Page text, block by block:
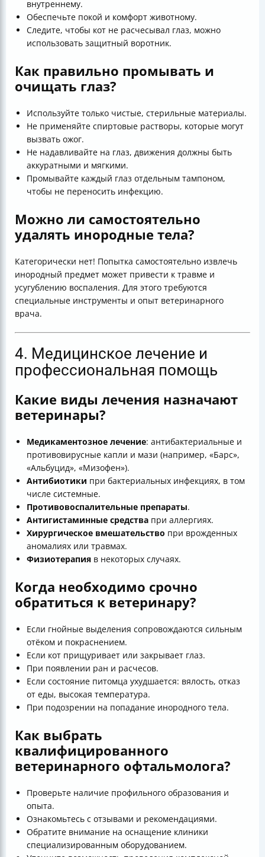
внутреннему.
Обеспечьте покой и комфорт животному.
Следите, чтобы кот не расчесывал глаз, можно
использовать защитный воротник.
Как правильно промывать и
очищать глаз?
Используйте только чистые, стерильные материалы.
Не применяйте спиртовые растворы, которые могут
вызвать ожог.
Не надавливайте на глаз, движения должны быть
аккуратными и мягкими.
Промывайте каждый глаз отдельным тампоном,
чтобы не переносить инфекцию.
Можно ли самостоятельно
удалять инородные тела?
Категорически нет! Попытка самостоятельно извлечь
инородный предмет может привести к травме и
усугублению воспаления. Для этого требуются
специальные инструменты и опыт ветеринарного
врача.
4. Медицинское лечение и
профессиональная помощь
Какие виды лечения назначают
ветеринары?
Медикаментозное лечение: антибактериальные и
противовирусные капли и мази (например, «Барс»,
«Альбуцид», «Мизофен»).
Антибиотики при бактериальных инфекциях, в том
числе системные.
Противовоспалительные препараты.
Антигистаминные средства при аллергиях.
Хирургическое вмешательство при врожденных
аномалиях или травмах.
Физиотерапия в некоторых случаях.
Когда необходимо срочно
обратиться к ветеринару?
Если гнойные выделения сопровождаются сильным
отёком и покраснением.
Если кот прищуривает или закрывает глаз.
При появлении ран и расчесов.
Если состояние питомца ухудшается: вялость, отказ
от еды, высокая температура.
При подозрении на попадание инородного тела.
Как выбрать
квалифицированного
ветеринарного офтальмолога?
Проверьте наличие профильного образования и
опыта.
Ознакомьтесь с отзывами и рекомендациями.
Обратите внимание на оснащение клиники
специализированным оборудованием.